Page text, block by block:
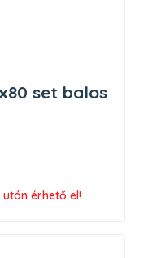
set balos
érhető el!